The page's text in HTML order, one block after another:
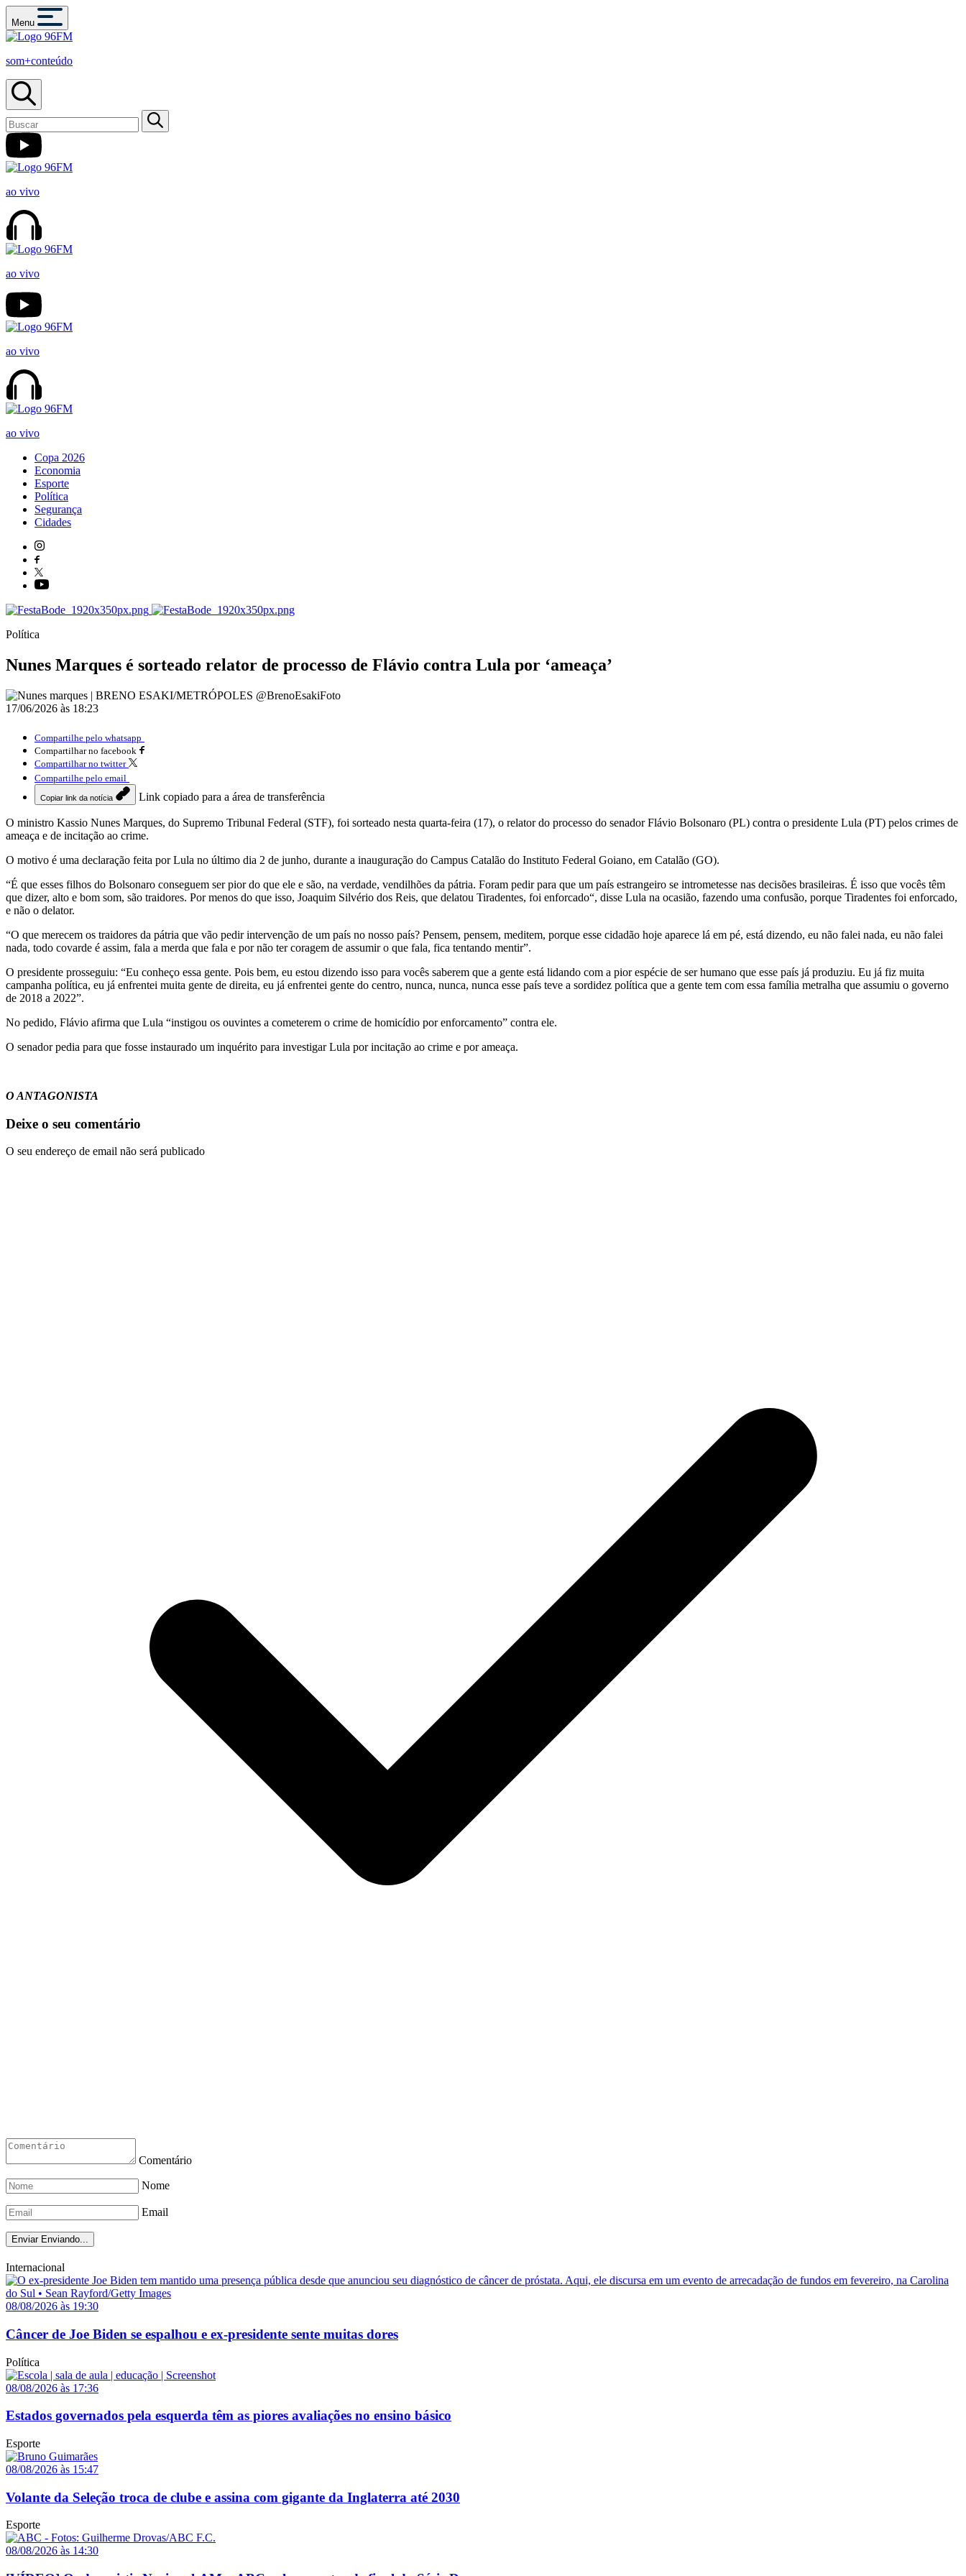
Menu
som+conteúdo
ao vivo
ao vivo
ao vivo
ao vivo
Copa 2026
Economia
Esporte
Política
Segurança
Cidades
Política
Nunes Marques é sorteado relator de processo de Flávio contra Lula por ‘ameaça’
17/06/2026 às 18:23
Compartilhe pelo whatsapp
Compartilhar no facebook
Compartilhar no twitter
Compartilhe pelo email
Copiar link da notícia Link copiado para a área de transferência
O ministro Kassio Nunes Marques, do Supremo Tribunal Federal (STF), foi sorteado nesta quarta-feira (17), o relator do processo do senador Flávio Bolsonaro (PL) contra o presidente Lula (PT) pelos crimes de
ameaça e de incitação ao crime.
O motivo é uma declaração feita por Lula no último dia 2 de junho, durante a inauguração do Campus Catalão do Instituto Federal Goiano, em Catalão (GO).
“É que esses filhos do Bolsonaro conseguem ser pior do que ele e são, na verdade, vendilhões da pátria. Foram pedir para que um país estrangeiro se intrometesse nas decisões brasileiras. É isso que vocês têm
que dizer, alto e bom som, são traidores. Por menos do que isso, Joaquim Silvério dos Reis, que delatou Tiradentes, foi enforcado“, disse Lula na ocasião, fazendo uma confusão, porque Tiradentes foi enforcado,
e não o delator.
“O que merecem os traidores da pátria que vão pedir intervenção de um país no nosso país? Pensem, pensem, meditem, porque esse cidadão hoje aparece lá em pé, está dizendo, eu não falei nada, eu não falei
nada, todo covarde é assim, fala a merda que fala e por não ter coragem de assumir o que fala, fica tentando mentir”.
O presidente prosseguiu: “Eu conheço essa gente. Pois bem, eu estou dizendo isso para vocês saberem que a gente está lidando com a pior espécie de ser humano que esse país já produziu. Eu já fiz muita
campanha política, eu já enfrentei muita gente de direita, eu já enfrentei gente do centro, nunca, nunca, nunca esse país teve a sordidez política que a gente tem com essa família metralha que assumiu o governo
de 2018 a 2022”.
No pedido, Flávio afirma que Lula “instigou os ouvintes a cometerem o crime de homicídio por enforcamento” contra ele.
O senador pedia para que fosse instaurado um inquérito para investigar Lula por incitação ao crime e por ameaça.
O ANTAGONISTA
Deixe o seu comentário
O seu endereço de email não será publicado
Comentário
Nome
Email
Enviar Enviando...
Internacional
08/08/2026 às 19:30
Câncer de Joe Biden se espalhou e ex-presidente sente muitas dores
Política
08/08/2026 às 17:36
Estados governados pela esquerda têm as piores avaliações no ensino básico
Esporte
08/08/2026 às 15:47
Volante da Seleção troca de clube e assina com gigante da Inglaterra até 2030
Esporte
08/08/2026 às 14:30